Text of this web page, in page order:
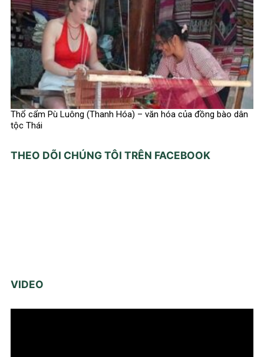
Thổ cẩm Pù Luông (Thanh Hóa) – văn hóa của đồng bào dân
tộc Thái
THEO DÕI CHÚNG TÔI TRÊN FACEBOOK
VIDEO